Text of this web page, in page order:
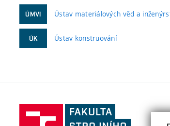
ÚMVI Ústav materiálových věd a
ÚK Ústav konstruování
Fakulta